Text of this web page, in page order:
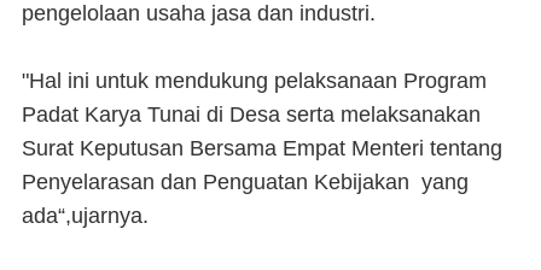
pengelolaan usaha jasa dan industri.
"Hal ini untuk mendukung pelaksanaan Program
Padat Karya Tunai di Desa serta melaksanakan
Surat Keputusan Bersama Empat Menteri tentang
Penyelarasan dan Penguatan Kebijakan yang
ada“,ujarnya.